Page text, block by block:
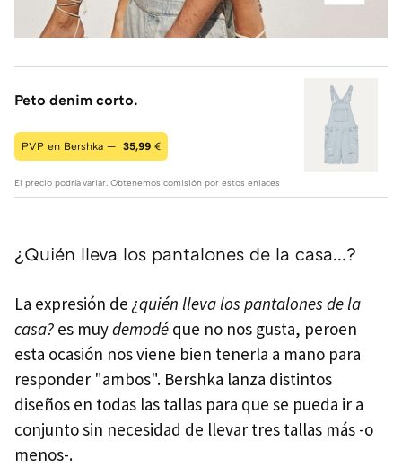
Peto denim corto.
PVP en Bershka — 35,99 €
El precio podría variar. Obtenemos comisión por estos enlaces
¿Quién lleva los pantalones de la casa...?
La expresión de ¿quién lleva los pantalones de la
casa? es muydemodé que no nos gusta, peroen
esta ocasión nos viene bien tenerla a mano para
responder "ambos". Bershka lanza distintos
diseños en todas las tallas para que se pueda ir a
conjunto sin necesidad de llevar tres tallas más -o
menos-.